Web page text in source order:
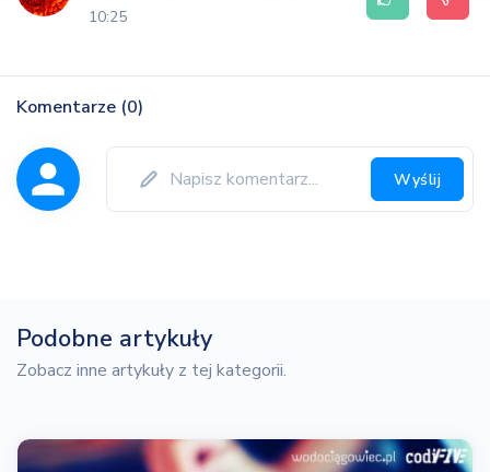
10:25
Komentarze (0)
Wyślij
Podobne artykuły
Zobacz inne artykuły z tej kategorii.